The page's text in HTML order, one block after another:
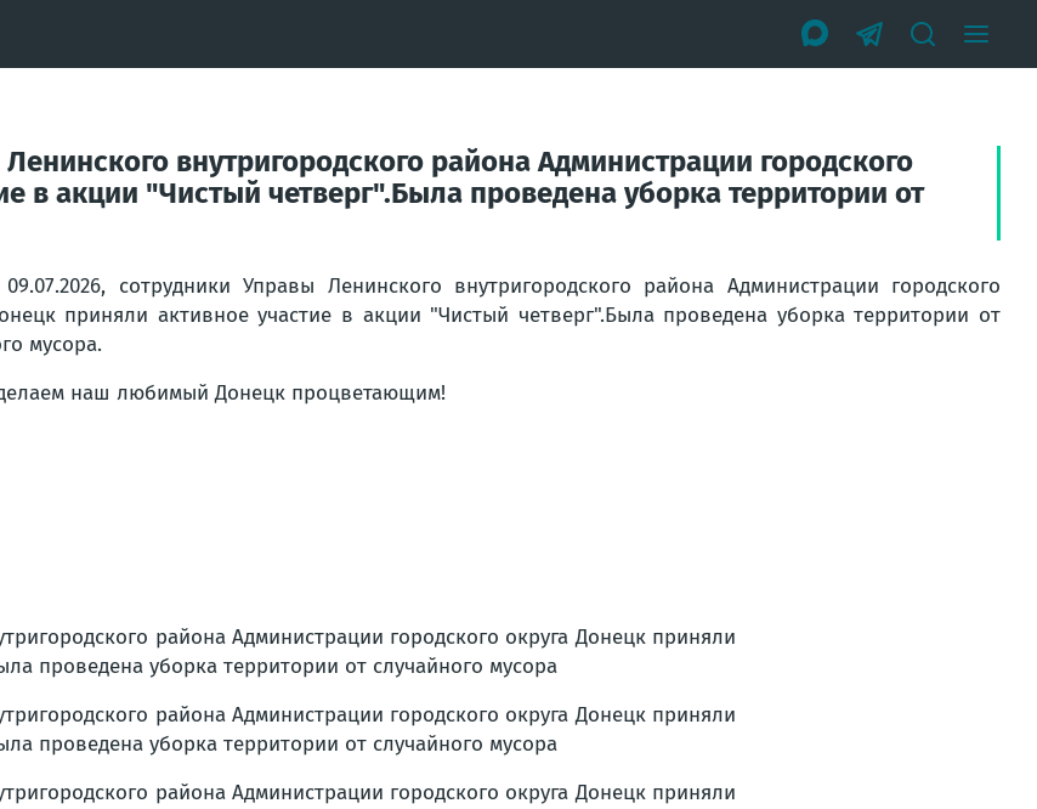
внутригородского района Администрации городского
в акции "Чистый четверг".Была проведена уборка территории от
09.07.2026, сотрудники Управы Ленинского внутригородского района Администрации городского
приняли активное участие в акции "Чистый четверг".Была проведена уборка территории от
мусора.
наш любимый Донецк процветающим!